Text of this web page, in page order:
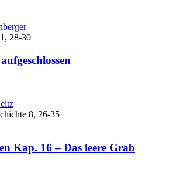
28-30
8, 26-35
Kap. 16 – Das leere Grab